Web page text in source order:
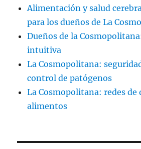
Alimentación y salud
para los dueños de La
Dueños de la
intuitiva
La Cosmopolitana:
control de patógenos
La Cosmopolitana: redes
alimentos